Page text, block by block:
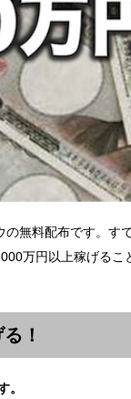
無料配布です。す
万円以上稼げるこ
！
。